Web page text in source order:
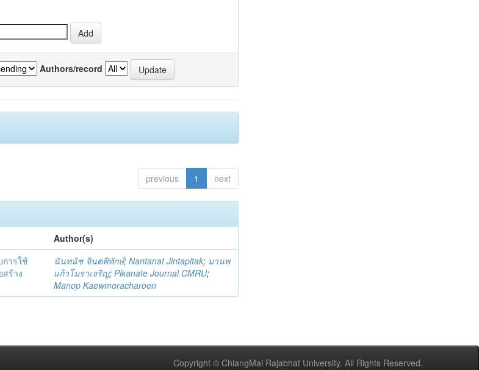
Authors/record
previous 1 next
Author(s)
การใช้
ร้าง
นันทนัช จินตพิทักษ์;Nantanat Jintapitak; มานพ
แก้วโมราเจริญ;Pikanate Journal CMRU;
Manop Kaewmoracharoen
Copyright © ChiangMai Rajabhat University. All Rights Reserved.